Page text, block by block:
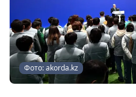
Фото: akorda.kz